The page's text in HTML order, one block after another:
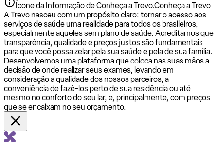
Ícone da Informação de Conheça a Trevo.Conheça a Trevo
A Trevo nasceu com um propósito claro: tornar o acesso aos
serviços de saúde uma realidade para todos os brasileiros,
especialmente aqueles sem plano de saúde. Acreditamos que
transparência, qualidade e preços justos são fundamentais
para que você possa zelar pela sua saúde e pela de sua família.
Desenvolvemos uma plataforma que coloca nas suas mãos a
decisão de onde realizar seus exames, levando em
consideração a qualidade dos nossos parceiros, a
conveniência de fazê-los perto de sua residência ou até
mesmo no conforto do seu lar, e, principalmente, com preços
que se encaixam no seu orçamento.